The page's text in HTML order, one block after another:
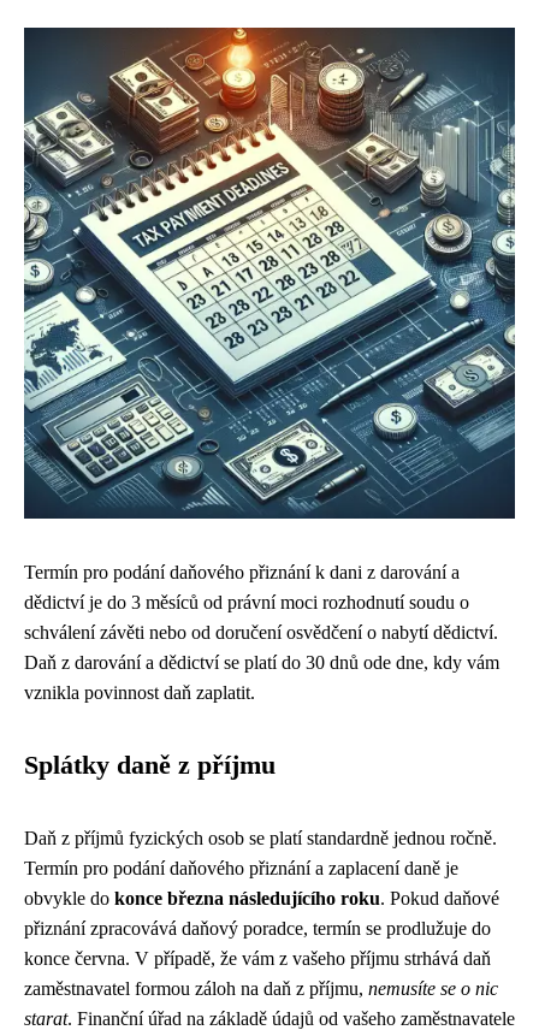
Termín pro podání daňového přiznání k dani z darování a
dědictví je do 3 měsíců od právní moci rozhodnutí soudu o
schválení závěti nebo od doručení osvědčení o nabytí dědictví.
Daň z darování a dědictví se platí do 30 dnů ode dne, kdy vám
vznikla povinnost daň zaplatit.
Splátky daně z příjmu
Daň z příjmů fyzických osob se platí standardně jednou ročně.
Termín pro podání daňového přiznání a zaplacení daně je
obvykle do konce března následujícího roku. Pokud daňové
přiznání zpracovává daňový poradce, termín se prodlužuje do
konce června. V případě, že vám z vašeho příjmu strhává daň
zaměstnavatel formou záloh na daň z příjmu, nemusíte se o nic
starat. Finanční úřad na základě údajů od vašeho zaměstnavatele